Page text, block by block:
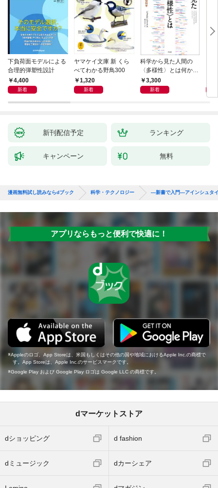
下負荷面モデルによる
合理的弾塑性設計
4,400
新着
ヤマケイ文庫 新 くら
べてわかる野鳥300
1,320
新着
科学から見た人間の
〈多様性〉とは何か―
―遺伝科学と疑似科学
3,300
新着
新刊配信予定 ランキング
キャンペーン 無料
漫画無料試し読みならdブック 科学・テクノロジー —新書で入門—アインシュタ
アプリならもっと便利で快適に！
Appleのロゴ、App Storeは、米国もしくはその他の国や地域におけるApple Inc.の商標で
す。App Storeは、Apple Inc.のサービスマークです。
Google Play および Google Play ロゴは Google LLC の商標です。
dマーケットストア
dショッピング d fashion
dミュージック dカーシェア